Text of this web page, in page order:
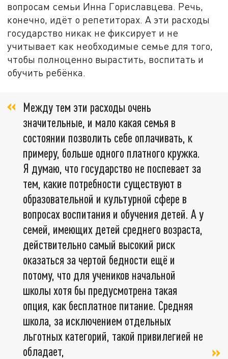
вопросам семьи Инна Гориславцева. Речь,
конечно, идёт о репетиторах. А эти расходы
государство никак не фиксирует и не
учитывает как необходимые семье для того,
чтобы полноценно вырастить, воспитать и
обучить ребёнка.
Между тем эти расходы очень
значительные, и мало какая семья в
состоянии позволить себе оплачивать, к
примеру, больше одного платного кружка.
Я думаю, что государство не поспевает за
тем, какие потребности существуют в
образовательной и культурной сфере в
вопросах воспитания и обучения детей. А у
семей, имеющих детей среднего возраста,
действительно самый высокий риск
оказаться за чертой бедности ещё и
потому, что для учеников начальной
школы хотя бы предусмотрена такая
опция, как бесплатное питание. Средняя
школа, за исключением отдельных
льготных категорий, такой привилегией не
обладает,